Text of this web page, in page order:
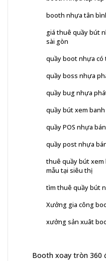
booth nhựa tân
giá thuê quầy bút
sài gòn
quầy boot nhựa có
quầy boss nhựa
quầy bug nhựa
quầy bút xem
quầy POS nhựa
quầy post nhựa
thuê quầy bút
mẫu tại siêu thị
tìm thuê quầy bút
Xưởng gia công
xưởng sản xuât
Booth xoay tròn 360